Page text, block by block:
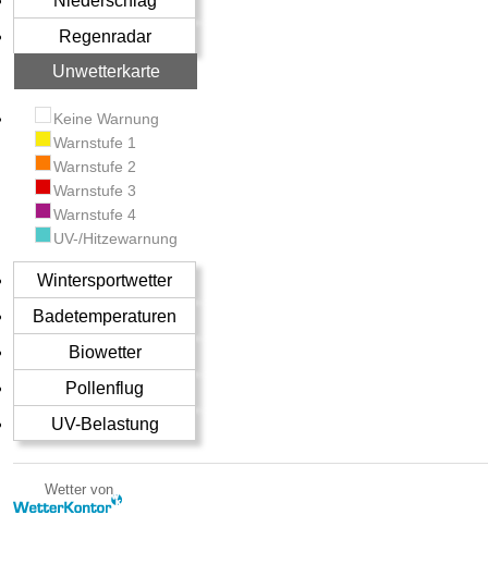
Regenradar
Unwetterkarte
Keine Warnung
Warnstufe 1
Warnstufe 2
Warnstufe 3
Warnstufe 4
UV-/Hitzewarnung
Wintersportwetter
Badetemperaturen
Biowetter
Pollenflug
UV-Belastung
Wetter von